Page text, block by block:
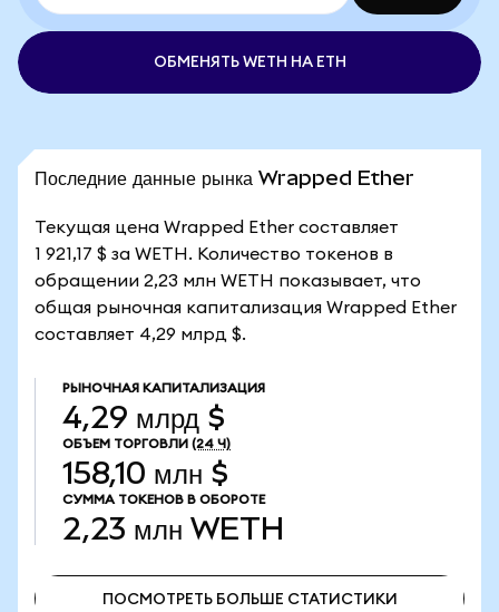
ОБМЕНЯТЬ WETH НА ETH
Последние данные рынка Wrapped Ether
Текущая цена Wrapped Ether составляет
1 921,17 $ за WETH. Количество токенов в
обращении 2,23 млн WETH показывает, что
общая рыночная капитализация Wrapped Ether
составляет 4,29 млрд $.
РЫНОЧНАЯ КАПИТАЛИЗАЦИЯ
4,29 млрд $
ОБЪЕМ ТОРГОВЛИ (24 Ч)
158,10 млн $
СУММА ТОКЕНОВ В ОБОРОТЕ
2,23 млн WETH
ПОСМОТРЕТЬ БОЛЬШЕ СТАТИСТИКИ